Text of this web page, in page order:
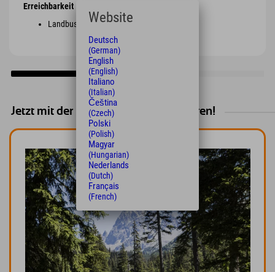
Erreichbarkeit
Landbus 650 und ein paar Minuten Fußweg
Jetzt mit der Bahn anreisen und sparen!
Website
Deutsch
(German)
English
(English)
Italiano
(Italian)
Čeština
(Czech)
Polski
(Polish)
Magyar
(Hungarian)
Nederlands
(Dutch)
Français
(French)